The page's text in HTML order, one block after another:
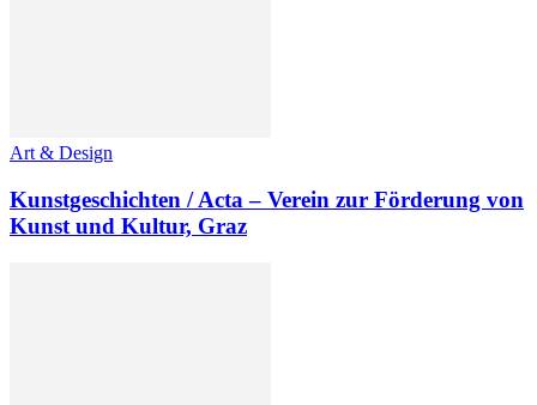
Art & Design
Kunstgeschichten / Acta – Verein zur Förderung von
Kunst und Kultur, Graz